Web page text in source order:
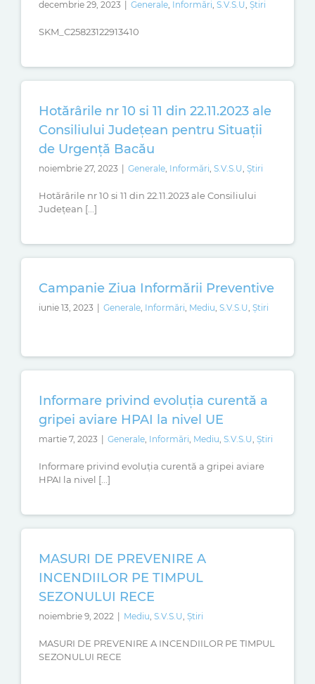
decembrie 29, 2023 | Generale Informări S.V.S.U Știri
SKM_C25823122913410
Hotărârile nr 10 si 11 din 22.11.2023 ale
Consiliului Județean pentru Situații
de Urgență Bacău
noiembrie 27, 2023 | Generale Informări S.V.S.U Știri
Hotărârile nr 10 si 11 din 22.11.2023 ale Consiliului
Județean [...]
Campanie Ziua Informării Preventive
iunie 13, 2023 | Generale Informări Mediu S.V.S.U Știri
Informare privind evoluția curentă a
gripei aviare HPAI la nivel UE
martie 7, 2023 | Generale Informări Mediu S.V.S.U Știri
Informare privind evoluția curentă a gripei aviare
HPAI la nivel [...]
MASURI DE PREVENIRE A
INCENDIILOR PE TIMPUL
SEZONULUI RECE
noiembrie 9, 2022 | Mediu S.V.S.U Știri
MASURI DE PREVENIRE A INCENDIILOR PE TIMPUL
SEZONULUI RECE